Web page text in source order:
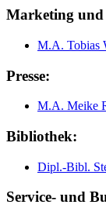
Marketing und
M.A. Tobias
Presse:
M.A. Meike
Bibliothek:
Dipl.-Bibl.
Service- und